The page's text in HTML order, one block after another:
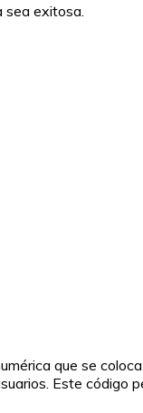
sea exitosa.
que se
Este código